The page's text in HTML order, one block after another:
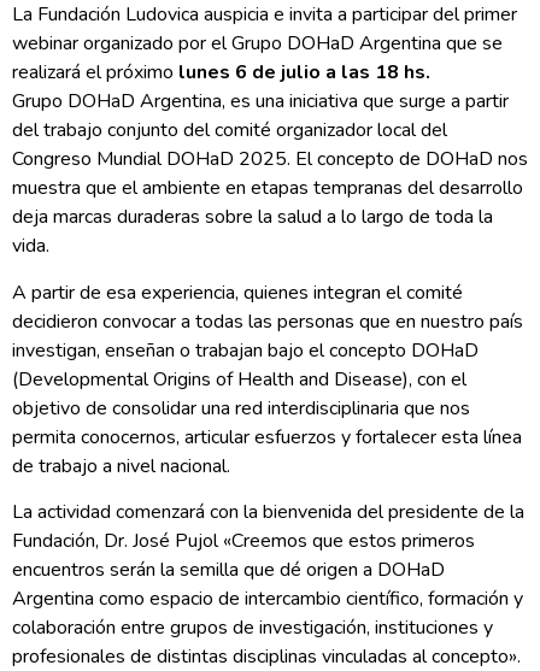
La Fundación Ludovica auspicia e invita a participar del primer
webinar organizado por el Grupo DOHaD Argentina que se
realizará el próximo lunes 6 de julio a las 18 hs.
Grupo DOHaD Argentina, es una iniciativa que surge a partir
del trabajo conjunto del comité organizador local del
Congreso Mundial DOHaD 2025. El concepto de DOHaD nos
muestra que el ambiente en etapas tempranas del desarrollo
deja marcas duraderas sobre la salud a lo largo de toda la
vida.
A partir de esa experiencia, quienes integran el comité
decidieron convocar a todas las personas que en nuestro país
investigan, enseñan o trabajan bajo el concepto DOHaD
(Developmental Origins of Health and Disease), con el
objetivo de consolidar una red interdisciplinaria que nos
permita conocernos, articular esfuerzos y fortalecer esta línea
de trabajo a nivel nacional.
La actividad comenzará con la bienvenida del presidente de la
Fundación, Dr. José Pujol «Creemos que estos primeros
encuentros serán la semilla que dé origen a DOHaD
Argentina como espacio de intercambio científico, formación y
colaboración entre grupos de investigación, instituciones y
profesionales de distintas disciplinas vinculadas al concepto».